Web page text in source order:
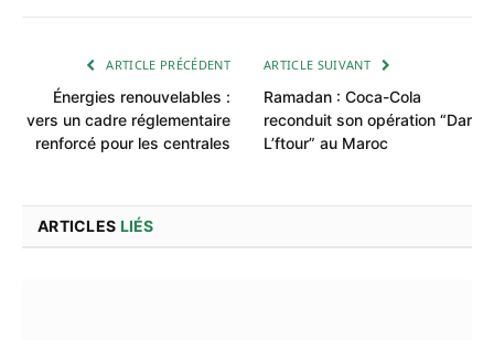
ARTICLE PRÉCÉDENT
Énergies renouvelables :
vers un cadre réglementaire
renforcé pour les centrales
ARTICLE SUIVANT
Ramadan : Coca-Cola
reconduit son opération “Dar
L’ftour” au Maroc
ARTICLES LIÉS